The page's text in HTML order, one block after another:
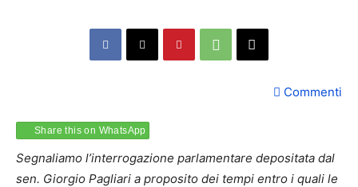
Commenti
Share this on WhatsApp
Segnaliamo l’interrogazione parlamentare depositata dal
sen. Giorgio Pagliari a proposito dei tempi entro i quali le